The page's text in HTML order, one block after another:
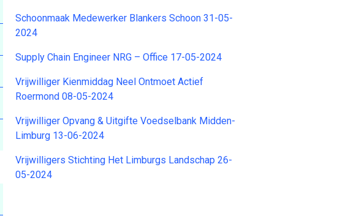
Schoonmaak Medewerker Blankers Schoon 31-05-
2024
Supply Chain Engineer NRG – Office 17-05-2024
Vrijwilliger Kienmiddag Neel Ontmoet Actief
Roermond 08-05-2024
Vrijwilliger Opvang & Uitgifte Voedselbank Midden-
Limburg 13-06-2024
Vrijwilligers Stichting Het Limburgs Landschap 26-
05-2024